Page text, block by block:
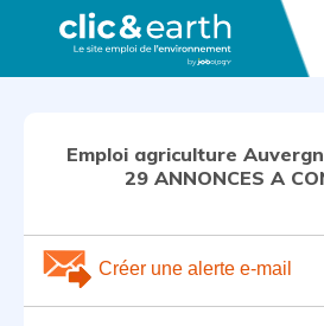
Emploi agriculture
29 ANNONCES A
Créer une alerte e-mail